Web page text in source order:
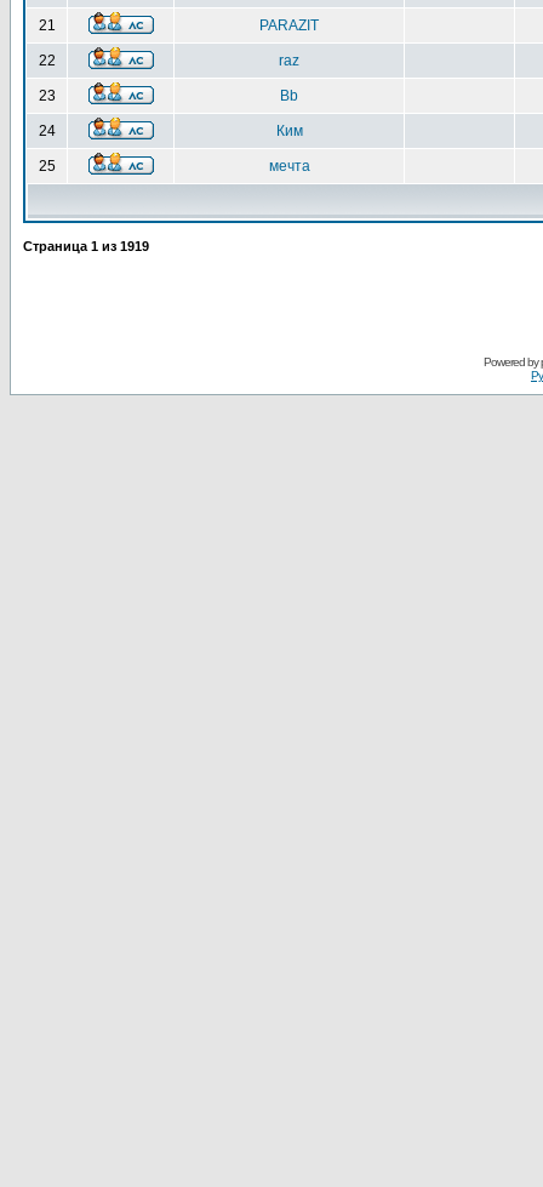
21 PARAZIT
22 raz
23 Bb
24 Ким
25 мечта
Страница 1 из 1919
Powered by